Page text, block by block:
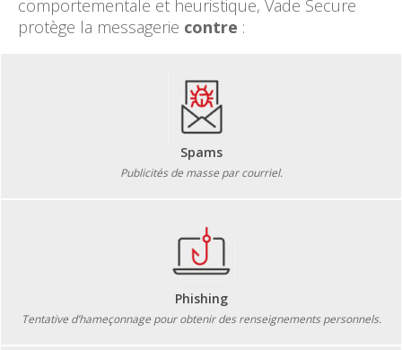
comportementale et heuristique, Vade Secure
protège la messagerie contre :
Spams
Publicités de masse par courriel.
Phishing
Tentative d’hameçonnage pour obtenir des renseignements personnels.